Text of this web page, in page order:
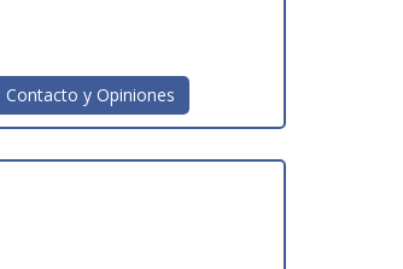
Contacto y Opiniones